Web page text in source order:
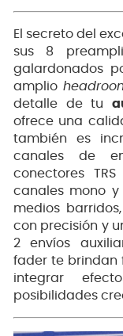
El secreto del
sus 8
galardonados
amplio
detalle de tu
ofrece una
también es
canales de
conectores
canales mono
medios
con precisión y
2 envíos
fader te brindan
integrar
posibilidades